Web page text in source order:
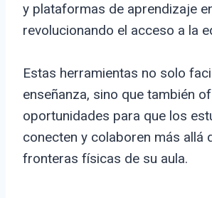
y plataformas de aprendizaje
revolucionando el acceso a la
Estas herramientas no solo
enseñanza, sino que también
oportunidades para que los
conecten y colaboren más allá
fronteras físicas de su aula.